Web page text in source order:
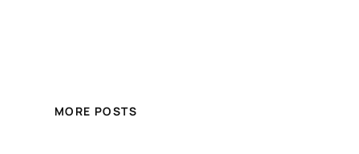
MORE POSTS